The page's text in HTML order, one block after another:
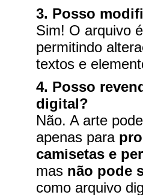
3. Posso
Sim! O arquivo é
permitindo
textos e
4. Posso
digital?
Não. A arte
apenas para
camisetas e
mas não pode
como arquivo